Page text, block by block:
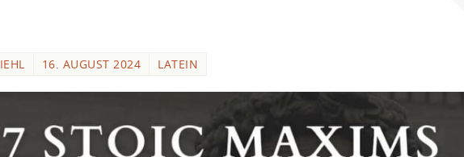
16. AUGUST 2024 LATEIN